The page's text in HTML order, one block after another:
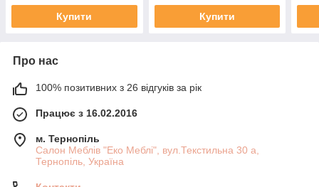
Купити Купити
Про нас
100% позитивних з 26 відгуків за рік
Працює з 16.02.2016
м. Тернопіль
Салон Меблів "Еко Меблі", вул.Текстильна 30 а,
Тернопіль, Україна